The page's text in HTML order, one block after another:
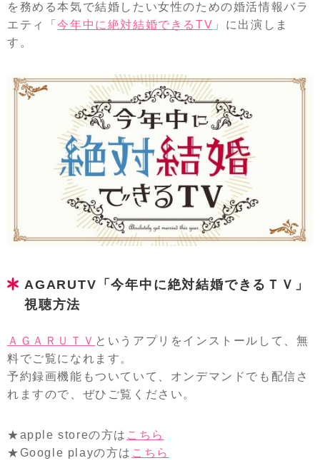
を務める本気で結婚したい女性のための婚活情報バラ
エティ「今年中に絶対結婚できるTV 」に出演しま
す。
AGARUTV「今年中に絶対結婚できるＴＶ」
視聴方法
ＡＧＡＲＵＴＶ というアプリをインストールして、無
料でご覧になれます。
予約録画機能もついていて、オンデマンドでも配信さ
れますので、ぜひご覧ください。
★apple storeの方は こちら
★Google playの方は こちら